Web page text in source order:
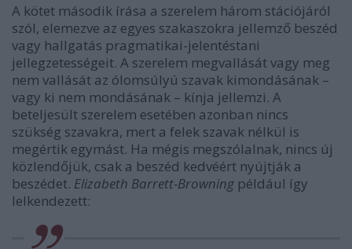
A kötet második írása a szerelem három stációjáról
szól, elemezve az egyes szakaszokra jellemző beszéd
vagy hallgatás pragmatikai-jelentéstani
jellegzetességeit. A szerelem megvallását vagy meg
nem vallását az ólomsúlyú szavak kimondásának –
vagy ki nem mondásának – kínja jellemzi. A
beteljesült szerelem esetében azonban nincs
szükség szavakra, mert a felek szavak nélkül is
megértik egymást. Ha mégis megszólalnak, nincs új
közlendőjük, csak a beszéd kedvéért nyújtják a
beszédet. Elizabeth Barrett-Browning például így
lelkendezett: